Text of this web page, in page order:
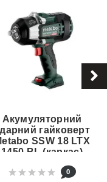
Акумуляторний
гайковерт
SSW 18 LTX
1450 BL (каркас)
(602401850)
0